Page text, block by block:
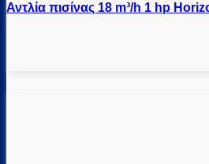
Αντλία πισίνας 18 m³/h 1 hp